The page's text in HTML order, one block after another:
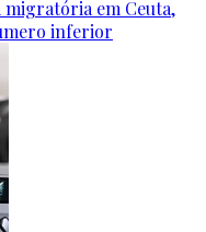
migratória em Ceuta,
inferior